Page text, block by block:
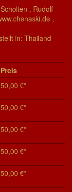
, Rudolf-
,
in: Thailand
Preis
50,00 €*
50,00 €*
50,00 €*
50,00 €*
50,00 €*